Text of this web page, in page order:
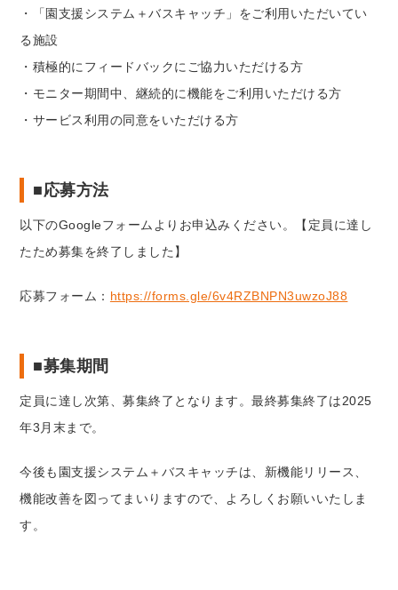
・「園支援システム＋バスキャッチ」をご利用いただいてい
る施設
・積極的にフィードバックにご協力いただける方
・モニター期間中、継続的に機能をご利用いただける方
・サービス利用の同意をいただける方
■応募方法
以下のGoogleフォームよりお申込みください。【定員に達し
たため募集を終了しました】
応募フォーム： https://forms.gle/6v4RZBNPN3uwzoJ88
■募集期間
定員に達し次第、募集終了となります。最終募集終了は2025
年3月末まで。
今後も園支援システム＋バスキャッチは、新機能リリース、
機能改善を図ってまいりますので、よろしくお願いいたしま
す。